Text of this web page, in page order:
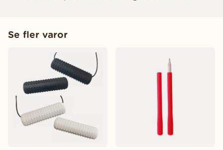
Se fler varor